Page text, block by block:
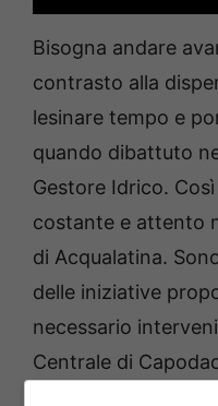
Bisogna andare
contrasto alla
lesinare tempo e
quando dibattuto
Gestore Idrico.
costante e attento
di Acqualatina.
delle iniziative
necessario
Centrale di